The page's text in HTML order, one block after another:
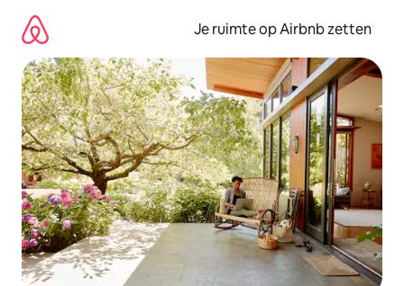
direct
naar
inhoud
Je ruimte op Airbnb zetten